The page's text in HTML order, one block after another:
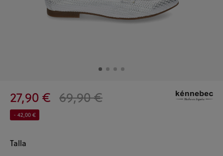
27,90 € 69,90 €
- 42,00 €
Talla